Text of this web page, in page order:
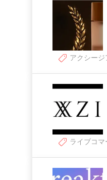
アクシージ
ライブコマ